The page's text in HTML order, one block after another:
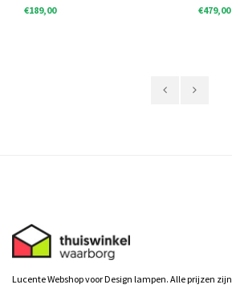
€189,00
Copy -
€479,00
Lucente Webshop voor Design lampen. Alle prijzen